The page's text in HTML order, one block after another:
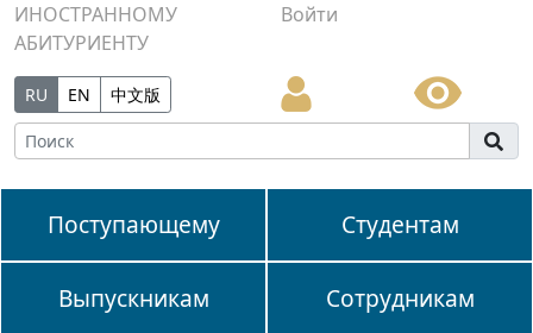
ИНОСТРАННОМУ
АБИТУРИЕНТУ
Войти
RU EN 中文版
Поступающему Студентам
Выпускникам Сотрудникам